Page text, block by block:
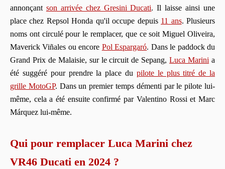
annonçant son arrivée chez Gresini Ducati. Il laisse ainsi une
place chez Repsol Honda qu'il occupe depuis 11 ans. Plusieurs
noms ont circulé pour le remplacer, que ce soit Miguel Oliveira,
Maverick Viñales ou encore Pol Espargaró. Dans le paddock du
Grand Prix de Malaisie, sur le circuit de Sepang,Luca Marini a
été suggéré pour prendre la place du pilote le plus titré de la
grille MotoGP. Dans un premier temps démenti par le pilote lui-
même, cela a été ensuite confirmé par Valentino Rossi et Marc
Márquez lui-même.
Qui pour remplacer Luca Marini chez
VR46 Ducati en 2024 ?